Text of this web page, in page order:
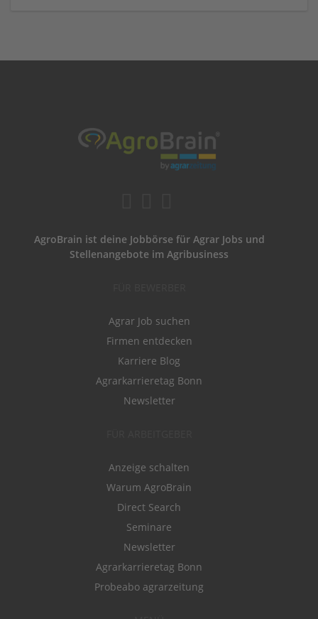
AgroBrain ist deine Jobbörse für Agrar Jobs und
Stellenangebote im Agribusiness
Agrar Job suchen
Firmen entdecken
Karriere Blog
Agrarkarrieretag Bonn
Newsletter
Anzeige schalten
Warum AgroBrain
Direct Search
Seminare
Newsletter
Agrarkarrieretag Bonn
Probeabo agrarzeitung